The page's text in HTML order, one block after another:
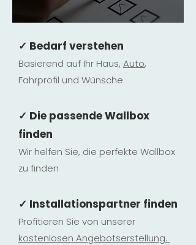
✓ Bedarf verstehen
Basierend auf Ihr Haus, Auto,
Fahrprofil und Wünsche
✓ Die passende Wallbox
finden
Wir helfen Sie, die perfekte Wallbox
zu finden
✓ Installationspartner finden
Profitieren Sie von unserer
kostenlosen Angebotserstellung.